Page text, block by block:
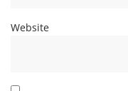
Website